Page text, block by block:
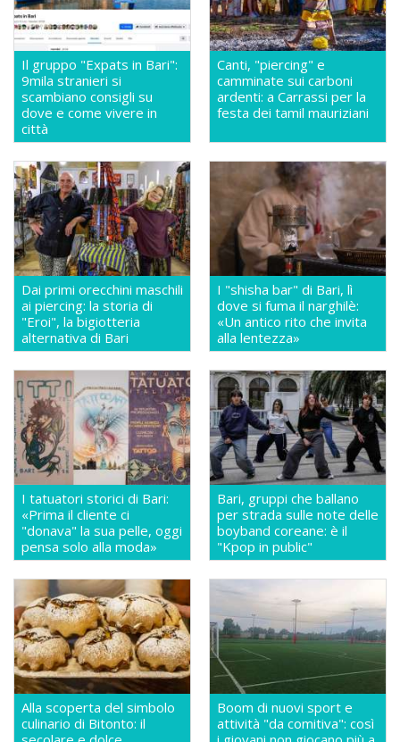
Il gruppo "Expats in Bari":
9mila stranieri si
scambiano consigli su
dove e come vivere in
città
Canti, "piercing" e
camminate sui carboni
ardenti: a Carrassi per la
festa dei tamil mauriziani
Dai primi orecchini maschili
ai piercing: la storia di
"Eroi", la bigiotteria
alternativa di Bari
I "shisha bar" di Bari, lì
dove si fuma il narghilè:
«Un antico rito che invita
alla lentezza»
I tatuatori storici di Bari:
«Prima il cliente ci
"donava" la sua pelle, oggi
pensa solo alla moda»
Bari, gruppi che ballano
per strada sulle note delle
boyband coreane: è il
"Kpop in public"
Alla scoperta del simbolo
culinario di Bitonto: il
Boom di nuovi sport e
attività "da comitiva": così